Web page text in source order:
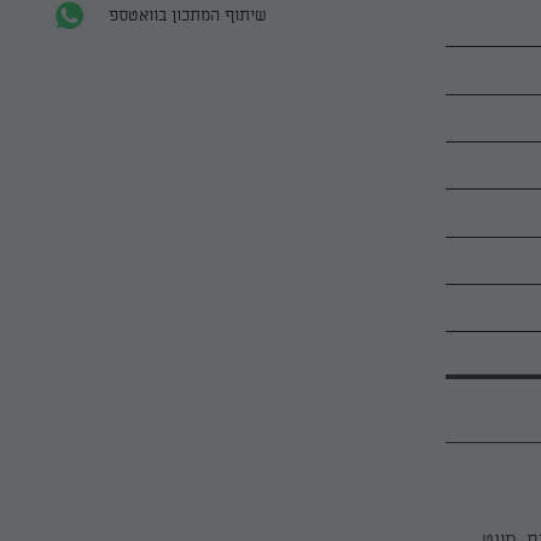
שיתוף המתכון בוואטספ